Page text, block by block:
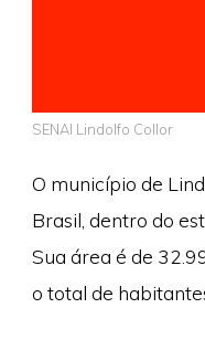
SENAI Lindolfo Collor
O município de
Brasil, dentro do
Sua área é de
o total de